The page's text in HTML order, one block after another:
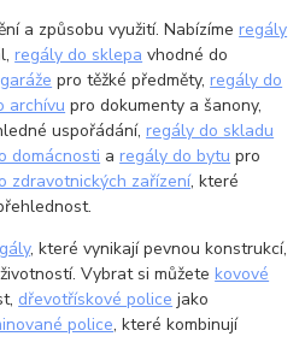
a způsobu využití. Nabízímeregály
regály do sklepa vhodné do
pro těžké předměty,regály do
archívu pro dokumenty a šanony,
uspořádání,regály do skladu
domácnosti aregály do bytu pro
zdravotnických zařízení, které
, které vynikají pevnou konstrukcí,
Vybrat si můžetekovové
dřevotřískové police jako
police, které kombinují